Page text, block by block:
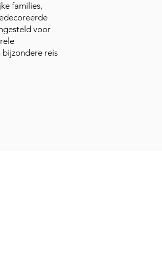
families,
voor
bijzondere reis